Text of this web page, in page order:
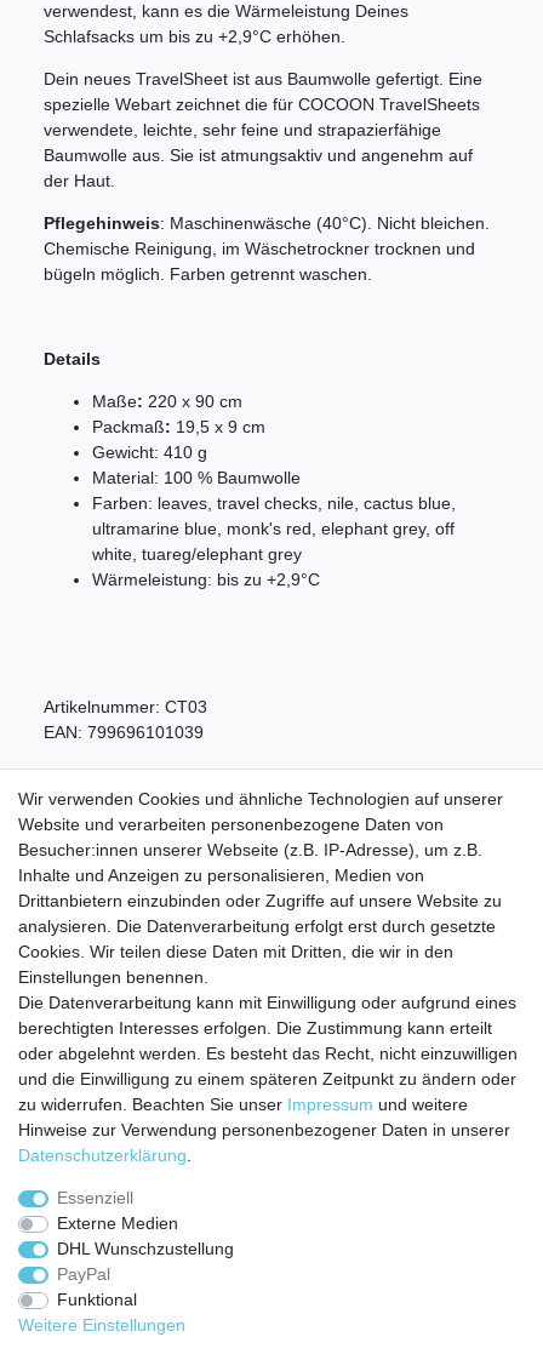
verwendest, kann es die Wärmeleistung Deines
Schlafsacks um bis zu +2,9°C erhöhen.
Dein neues TravelSheet ist aus Baumwolle gefertigt. Eine
spezielle Webart zeichnet die für COCOON TravelSheets
verwendete, leichte, sehr feine und strapazierfähige
Baumwolle aus. Sie ist atmungsaktiv und angenehm auf
der Haut.
Pflegehinweis: Maschinenwäsche (40°C). Nicht bleichen.
Chemische Reinigung, im Wäschetrockner trocknen und
bügeln möglich. Farben getrennt waschen.
Details
Maße: 220 x 90 cm
Packmaß: 19,5 x 9 cm
Gewicht: 410 g
Material: 100 % Baumwolle
Farben: leaves, travel checks, nile, cactus blue,
ultramarine blue, monk's red, elephant grey, off
white, tuareg/elephant grey
Wärmeleistung: bis zu +2,9°C
Artikelnummer: CT03
EAN: 799696101039
Wir verwenden Cookies und ähnliche Technologien auf unserer
Website und verarbeiten personenbezogene Daten von
Besucher:innen unserer Webseite (z.B. IP-Adresse), um z.B.
Inhalte und Anzeigen zu personalisieren, Medien von
Drittanbietern einzubinden oder Zugriffe auf unsere Website zu
analysieren. Die Datenverarbeitung erfolgt erst durch gesetzte
Cookies. Wir teilen diese Daten mit Dritten, die wir in den
Einstellungen benennen.
Die Datenverarbeitung kann mit Einwilligung oder aufgrund eines
berechtigten Interesses erfolgen. Die Zustimmung kann erteilt
oder abgelehnt werden. Es besteht das Recht, nicht einzuwilligen
und die Einwilligung zu einem späteren Zeitpunkt zu ändern oder
zu widerrufen. Beachten Sie unser Impressum und weitere
Hinweise zur Verwendung personenbezogener Daten in unserer
Daten­schutz­erklärung
Essenziell
Externe Medien
DHL Wunschzustellung
PayPal
Funktional
Weitere Einstellungen
Service
Zahlungarten
Versandkosten
Batterierücknahmeverordnung
Kostenloser Newsletter
E-MAIL **
Newsletter
Honig
Daten­schutz­erklärung
Einwilligung kann ich jederzeit widerrufen.**
Impressum